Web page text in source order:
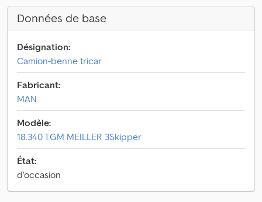
Données de base
Désignation:
Camion-benne tricar
Fabricant:
MAN
Modèle:
18.340 TGM MEILLER 3Skipper
État:
d'occasion